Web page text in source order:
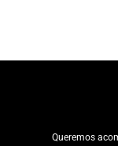
Queremos